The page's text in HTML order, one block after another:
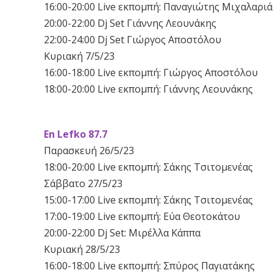
16:00-20:00 Live εκπομπή: Παναγιώτης
20:00-22:00 Dj Set Γιάννης Λεουνάκης
22:00-24:00 Dj Set Γιώργος Αποστόλου
Κυριακή 7/5/23
16:00-18:00 Live εκπομπή: Γιώργος Αποστόλου
18:00-20:00 Live εκπομπή: Γιάννης Λεουνάκης
En Lefko 87.7
Παρασκευή 26/5/23
18:00-20:00 Live εκπομπή: Σάκης Τσιτομενέας
Σάββατο 27/5/23
15:00-17:00 Live εκπομπή: Σάκης Τσιτομενέας
17:00-19:00 Live εκπομπή: Εύα Θεοτοκάτου
20:00-22:00 Dj Set: Μιρέλλα Κάππα
Κυριακή 28/5/23
16:00-18:00 Live εκπομπή: Σπύρος Παγιατάκης